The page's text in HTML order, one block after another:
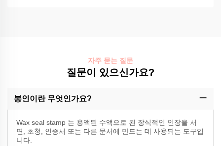
자주 묻는 질문
질문이 있으신가요?
봉인이란 무엇인가요?
Wax seal stamp 는 용액된 수액으로 된 장식적인 인장을 서
면, 초청, 인증서 또는 다른 문서에 만드는 데 사용되는 도구입
니다.